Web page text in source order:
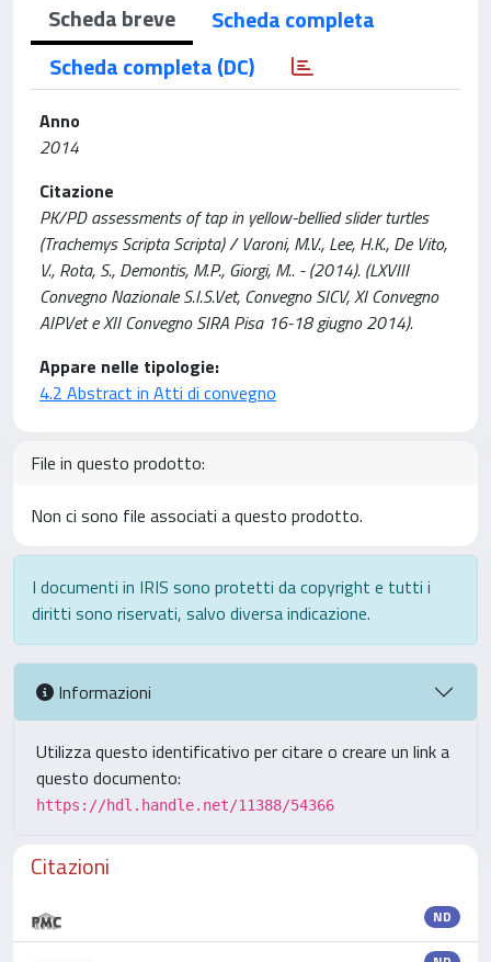
Scheda breve
Scheda completa
Scheda completa (DC)
Anno
2014
Citazione
PK/PD assessments of tap in yellow-bellied slider turtles
(Trachemys Scripta Scripta) / Varoni, M.V., Lee, H.K., De Vito,
V., Rota, S., Demontis, M.P., Giorgi, M.. - (2014). (LXVIII
Convegno Nazionale S.I.S.Vet, Convegno SICV, XI Convegno
AIPVet e XII Convegno SIRA Pisa 16-18 giugno 2014).
Appare nelle tipologie:
4.2 Abstract in Atti di convegno
File in questo prodotto:
Non ci sono file associati a questo prodotto.
I documenti in IRIS sono protetti da copyright e tutti i
diritti sono riservati, salvo diversa indicazione.
Informazioni
Utilizza questo identificativo per citare o creare un link a
questo documento:
https://hdl.handle.net/11388/54366
Citazioni
ND